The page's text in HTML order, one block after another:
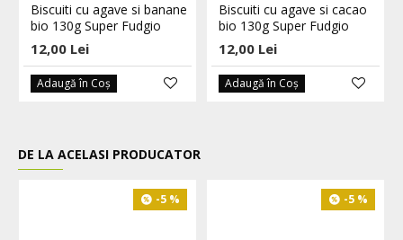
Biscuiti cu agave si banane
bio 130g Super Fudgio
12,00 Lei
Adaugă în Coş
Biscuiti cu agave si cacao
bio 130g Super Fudgio
12,00 Lei
Adaugă în Coş
DE LA ACELASI PRODUCATOR
-5 % -5 %